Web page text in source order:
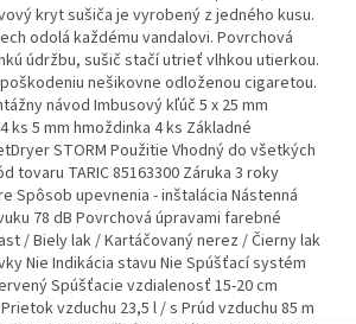
kryt sušiča je vyrobený z jedného kusu.
odolá každému vandalovi. Povrchová
údržbu, sušič stačí utrieť vlhkou utierkou.
nešikovne odloženou cigaretou.
návod Imbusový kľúč 5 x 25 mm
ks 5 mm hmoždinka 4 ks Základné
STORM Použitie Vhodný do všetkých
tovaru TARIC 85163300 Záruka 3 roky
Spôsob upevnenia - inštalácia Nástenná
78 dB Povrchová úpravami farebné
/ Biely lak / Kartáčovaný nerez / Čierny lak
Nie Indikácia stavu Nie Spúšťací systém
Spúšťacie vzdialenosť 15-20 cm
vzduchu 23,5 l / s Prúd vzduchu 85 m